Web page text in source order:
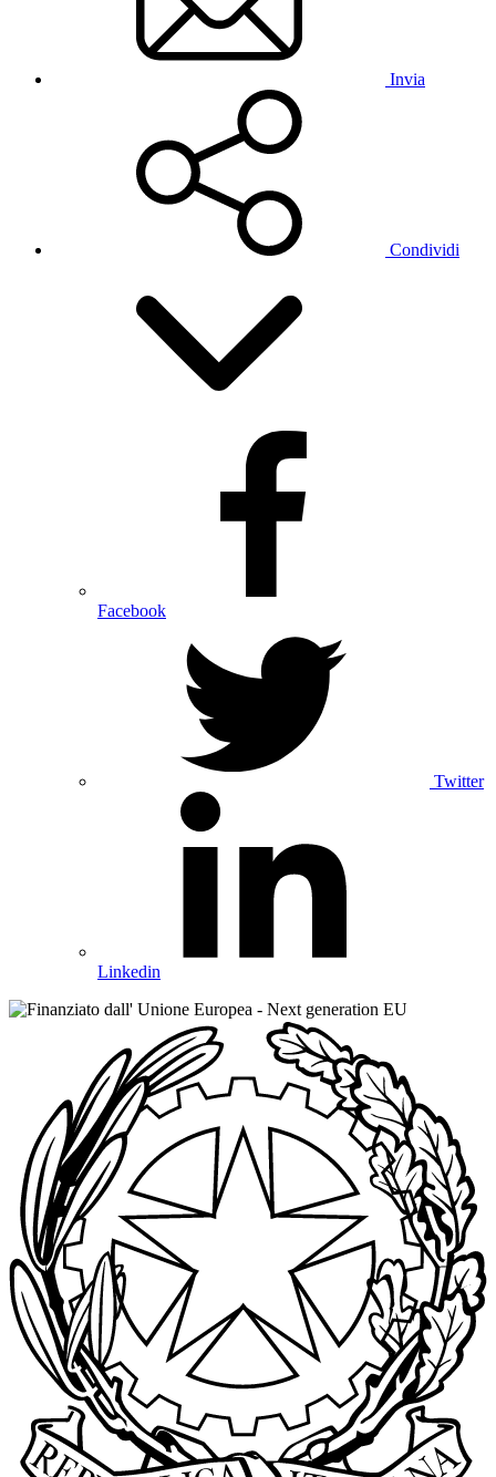
Invia
Condividi
Facebook
Twitter
Linkedin